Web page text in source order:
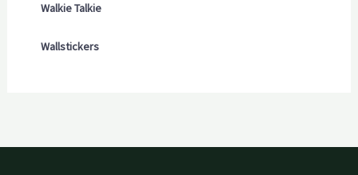
Walkie Talkie
Wallstickers